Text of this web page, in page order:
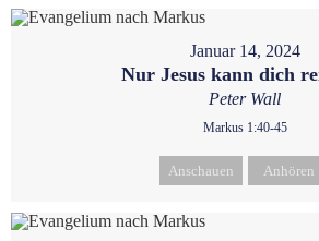
Januar 14, 2024
Nur Jesus kann dich
Peter Wall
Markus 1:40-45
Anschauen Anhören